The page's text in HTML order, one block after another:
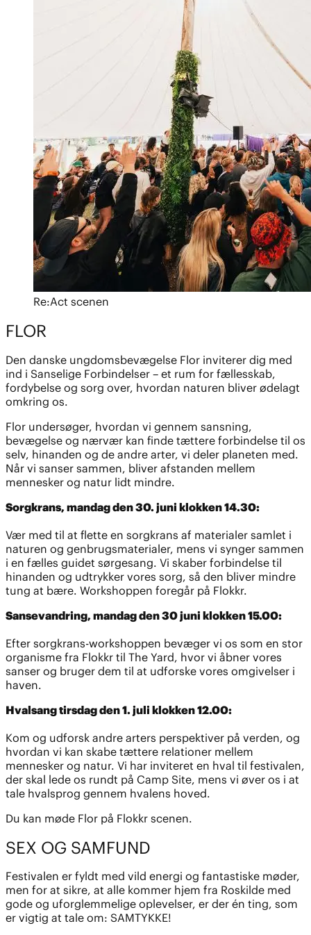
Re:Act scenen
FLOR
Den danske ungdomsbevægelse Flor inviterer dig med
ind i Sanselige Forbindelser – et rum for fællesskab,
fordybelse og sorg over, hvordan naturen bliver ødelagt
omkring os.
Flor undersøger, hvordan vi gennem sansning,
bevægelse og nærvær kan finde tættere forbindelse til os
selv, hinanden og de andre arter, vi deler planeten med.
Når vi sanser sammen, bliver afstanden mellem
mennesker og natur lidt mindre.
Sorgkrans, mandag den 30. juni klokken 14.30:
Vær med til at flette en sorgkrans af materialer samlet i
naturen og genbrugsmaterialer, mens vi synger sammen
i en fælles guidet sørgesang. Vi skaber forbindelse til
hinanden og udtrykker vores sorg, så den bliver mindre
tung at bære. Workshoppen foregår på Flokkr.
Sansevandring, mandag den 30 juni klokken 15.00:
Efter sorgkrans-workshoppen bevæger vi os som en stor
organisme fra Flokkr til The Yard, hvor vi åbner vores
sanser og bruger dem til at udforske vores omgivelser i
haven.
Hvalsang tirsdag den 1. juli klokken 12.00:
Kom og udforsk andre arters perspektiver på verden, og
hvordan vi kan skabe tættere relationer mellem
mennesker og natur. Vi har inviteret en hval til festivalen,
der skal lede os rundt på Camp Site, mens vi øver os i at
tale hvalsprog gennem hvalens hoved.
Du kan møde Flor på Flokkr scenen.
SEX OG SAMFUND
Festivalen er fyldt med vild energi og fantastiske møder,
men for at sikre, at alle kommer hjem fra Roskilde med
gode og uforglemmelige oplevelser, er der én ting, som
er vigtig at tale om: SAMTYKKE!